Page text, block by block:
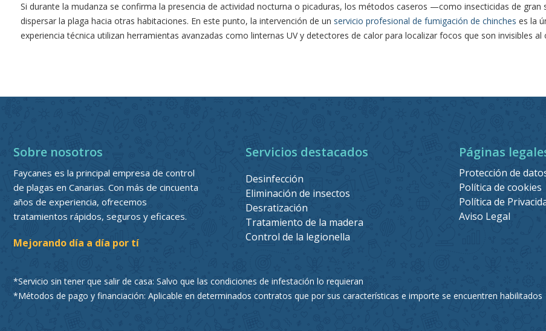
Si durante la mudanza se confirma la presencia de actividad nocturna o picaduras, los métodos caseros —como insecticidas de
dispersar la plaga hacia otras habitaciones. En este punto, la intervención de un servicio profesional de fumigación de chinches es la
experiencia técnica utilizan herramientas avanzadas como linternas UV y detectores de calor para localizar focos que son invisibles al
Sobre nosotros
Faycanes es la principal empresa de control
de plagas en Canarias. Con más de cincuenta
años de experiencia, ofrecemos
tratamientos rápidos, seguros y eficaces.
Mejorando día a día por tí
Servicios destacados
Desinfección
Eliminación de insectos
Desratización
Tratamiento de la madera
Control de la legionella
Páginas
Protección de
Política de cookies
Política de
Aviso Legal
*Servicio sin tener que salir de casa: Salvo que las condiciones de infestación lo requieran
*Métodos de pago y financiación: Aplicable en determinados contratos que por sus características e importe se encuentren habilitados